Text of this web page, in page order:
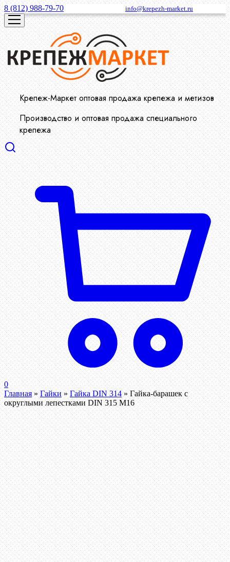
8 (812) 988-79-70 info@krepezh-market.ru
Крепеж-Маркет оптовая продажа крепежа и метизов
Производство и оптовая продажа специального
крепежа
0
Главная » Гайки » Гайка DIN 314 » Гайка-барашек с
округлыми лепестками DIN 315 М16